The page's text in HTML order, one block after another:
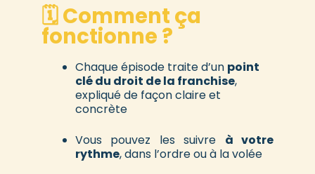
🗓️ Comment ça
fonctionne ?
Chaque épisode traite d’un point
clé du droit de la franchise,
expliqué de façon claire et
concrète
Vous pouvez les suivre à votre
rythme, dans l’ordre ou à la volée